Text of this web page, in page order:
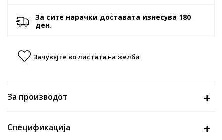
За сите нарачки доставата изнесува 180
ден.
Зачувајте во листата на желби
За производот
Спецификација